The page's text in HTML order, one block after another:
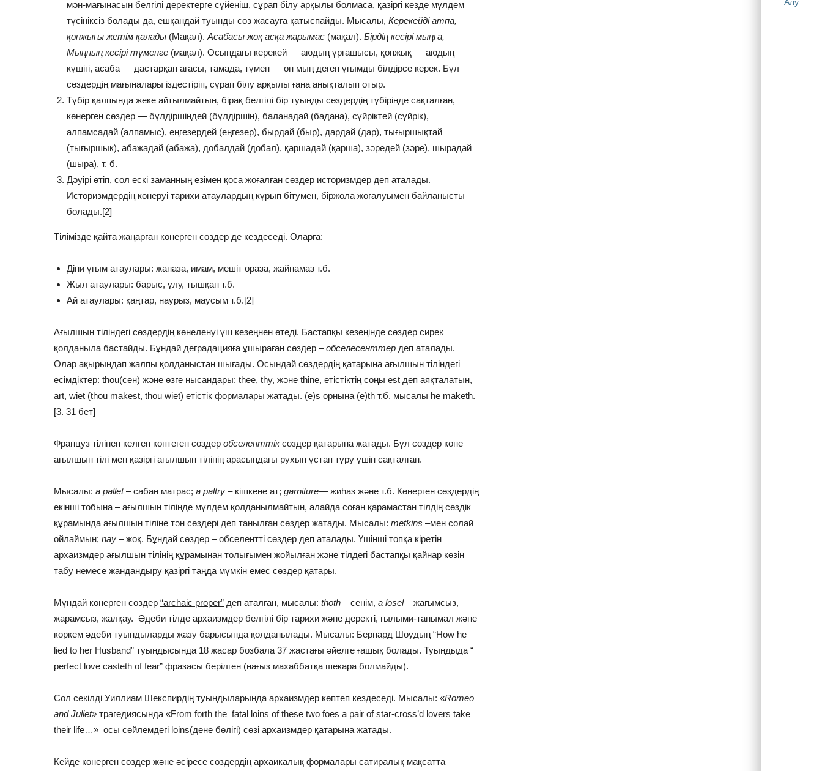
мән-мағынасын белгілі деректерге сүйеніш, сұрап білу арқылы болмаса, қазіргі кезде мүлдем
түсініксіз болады да, ешқандай туынды сөз жасауға қатыспайды. Мысалы, Керекейді атпа,
қонжығы жетім қалады (Мақал). Асабасы жоқ асқа жарымас (мақал). Бірдің кесірі мыңға,
Мыңның кесірі түменге (мақал). Осындағы керекей — аюдың ұрғашысы, қонжық — аюдың
күшігі, асаба — дастарқан ағасы, тамада, түмен — он мың деген ұғымды білдірсе керек. Бұл
сөздердің мағыналары іздестіріп, сұрап білу арқылы ғана анықталып отыр.
Түбір қалпында жеке айтылмайтын, бірақ белгілі бір туынды сөздердің түбірінде сақталған,
көнерген сөздер — бүлдіршіндей (бүлдіршін), баланадай (бадана), сүйріктей (сүйрік),
алпамсадай (алпамыс), еңгезердей (еңгезер), бырдай (быр), дардай (дар), тығыршықтай
(тығыршык), абажадай (абажа), добалдай (добал), қаршадай (қарша), зәредей (зәре), шырадай
(шыра), т. б.
Дәуірі өтіп, сол ескі заманның езімен қоса жоғалған сөздер историзмдер деп аталады.
Историзмдердің көнеруі тарихи атаулардың кұрып бітумен, біржола жоғалуымен байланысты
болады.[2]
Тілімізде қайта жаңарған көнерген сөздер де кездеседі. Оларға:
Діни ұғым атаулары: жаназа, имам, мешіт ораза, жайнамаз т.б.
Жыл атаулары: барыс, ұлу, тышқан т.б.
Ай атаулары: қаңтар, наурыз, маусым т.б.[2]
Ағылшын тіліндегі сөздердің көнеленуі үш кезеңнен өтеді. Бастапқы кезеңінде сөздер сирек
қолданыла бастайды. Бұндай деградацияға ұшыраған сөздер –обселесенттер деп аталады.
Олар ақырындап жалпы қолданыстан шығады. Осындай сөздердің қатарына ағылшын тіліндегі
есімдіктер: thou(сен) және өзге нысандары: thee, thy, және thine, етістіктің соңы est деп аяқталатын,
art, wiet (thou makest, thou wiet) етістік формалары жатады. (e)s орнына (e)th т.б. мысалы he maketh.
[3. 31 бет]
Француз тілінен келген көптеген сөздер обселенттіксөздер қатарына жатады. Бұл сөздер көне
ағылшын тілі мен қазіргі ағылшын тілінің арасындағы рухын ұстап тұру үшін сақталған.
Мысалы: a pallet– сабан матрас; a paltry – кішкене ат; garniture— жиһаз және т.б. Көнерген сөздердің
екінші тобына – ағылшын тілінде мүлдем қолданылмайтын, алайда соған қарамастан тілдің сөздік
құрамында ағылшын тіліне тән сөздері деп танылған сөздер жатады. Мысалы: metkins –мен солай
ойлаймын; nay – жоқ. Бұндай сөздер – обселентті сөздер деп аталады. Үшінші топқа кіретін
архаизмдер ағылшын тілінің құрамынан толығымен жойылған және тілдегі бастапқы қайнар көзін
табу немесе жандандыру қазіргі таңда мүмкін емес сөздер қатары.
Мұндай көнерген сөздер “archaic proper” деп аталған, мысалы: thoth – сенім, a losel– жағымсыз,
жарамсыз, жалқау. Әдеби тілде архаизмдер белгілі бір тарихи және деректі, ғылыми-танымал және
көркем әдеби туындыларды жазу барысында қолданылады. Мысалы: Бернард Шоудың “How he
lied to her Husband” туындысында 18 жасар бозбала 37 жастағы әйелге ғашық болады. Туындыда “
perfect love casteth of fear” фразасы берілген (нағыз махаббатқа шекара болмайды).
Сол секілді Уиллиам Шекспирдің туындыларында архаизмдер көптеп кездеседі. Мысалы: «Romeo
and Juliet» трагедиясында «From forth the fatal loins of these two foes a pair of star-cross’d lovers take
their life…» осы сөйлемдегі loins(дене бөлігі) сөзі архаизмдер қатарына жатады.
Кейде көнерген сөздер және әсіресе сөздердің архаикалық формалары сатиралық мақсатта